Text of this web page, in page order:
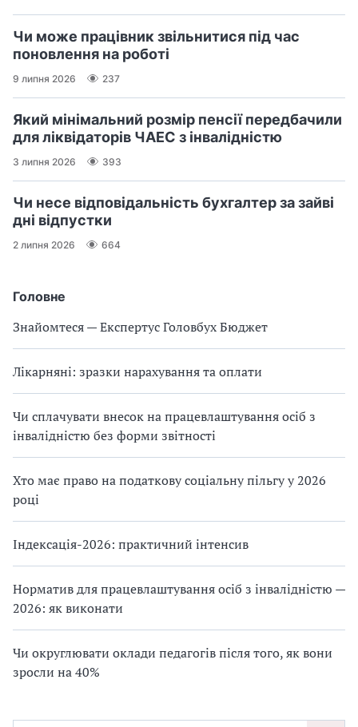
Головне
Знайомтеся — Експертус Головбух Бюджет
Лікарняні: зразки нарахування та оплати
Чи сплачувати внесок на працевлаштування осіб з
інвалідністю без форми звітності
Хто має право на податкову соціальну пільгу у 2026
році
Індексація-2026: практичний інтенсив
Норматив для працевлаштування осіб з інвалідністю —
2026: як виконати
Чи округлювати оклади педагогів після того, як вони
зросли на 40%
Чи може працівник звільнитися під час
поновлення на роботі
9 липня 2026 237
Який мінімальний розмір пенсії передбачили
для ліквідаторів ЧАЕС з інвалідністю
3 липня 2026 393
Чи несе відповідальність бухгалтер за зайві
дні відпустки
2 липня 2026 664